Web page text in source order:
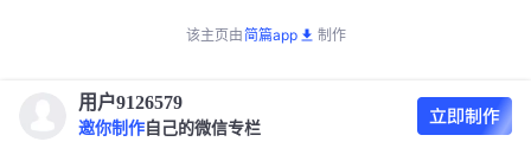
该主页由简篇app 制作
用户9126579
邀你制作 自己的微信专栏